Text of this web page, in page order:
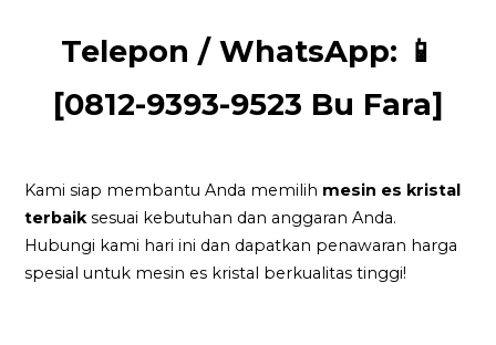
Telepon / WhatsApp: 📱
[0812-9393-9523 Bu Fara]
Kami siap membantu Anda memilih mesin es kristal
terbaiksesuai kebutuhan dan anggaran Anda.
Hubungi kami hari ini dan dapatkan penawaran harga
spesial untuk mesin es kristal berkualitas tinggi!